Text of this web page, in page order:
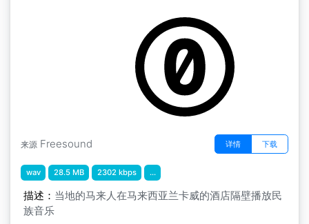
来源 Freesound 详情 下载
wav 28.5 MB 2302 kbps ...
描述： 当地的马来人在马来西亚兰卡威的酒店隔壁播放民
族音乐